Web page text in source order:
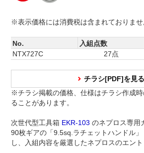
※表示価格には消費税は含まれておりませ
No. 入組点数
NTX727C
27点
チラシ[PDF]を見る
※チラシ掲載の価格、仕様はチラシ作成
ることがあります。
次世代型工具箱 EKR-103 のネプロス専用
90枚ギアの「9.5sq.ラチェットハンドル」
し、入組内容を厳選したネプロスのエント